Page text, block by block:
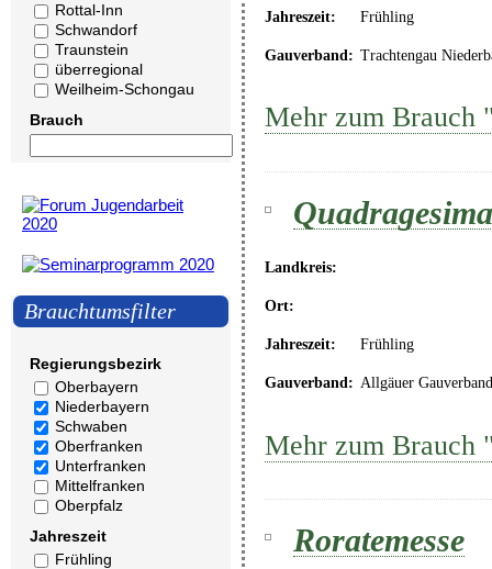
Rottal-Inn
Schwandorf
Traunstein
überregional
Weilheim-Schongau
Brauch
Brauchtumsfilter
Regierungsbezirk
Oberbayern
Niederbayern
Schwaben
Oberfranken
Unterfranken
Mittelfranken
Oberpfalz
Jahreszeit
Frühling
Jahreszeit: Frühling
Gauverband: Trachtengau
Mehr zum Brauch
Quadragesima
Landkreis:
Ort:
Jahreszeit: Frühling
Gauverband: Allgäuer Gauverband
Mehr zum Brauch
Roratemesse